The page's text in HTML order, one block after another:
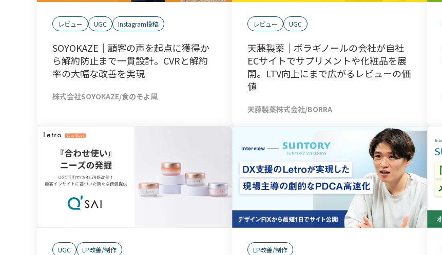
レビュー UGC Instagram投稿
SOYOKAZE｜顧客の声を起点に獲得か
ら解約防止まで一貫設計。CVRと解約
率の大幅な改善を実現
株式会社SOYOKAZE/食のそよ風
レビュー UGC
天藤製薬｜ボラギノールの会社が自社
ECサイトでサプリメントや化粧品を展
開。LTV向上にまで広がるレビューの価
値
天藤製薬株式会社/BORRA
UGC LP改善/制作 LP改善/制作